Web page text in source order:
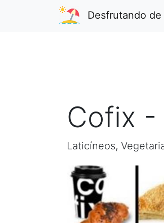
Desfrutando de
Cofix -
Laticíneos,